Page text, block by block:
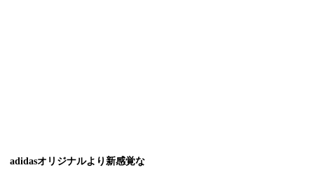
adidasオリジナルより新感覚な